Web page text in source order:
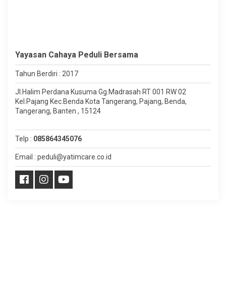
Yayasan Cahaya Peduli Bersama
Tahun Berdiri : 2017
Jl.Halim Perdana Kusuma Gg.Madrasah RT 001 RW 02
Kel.Pajang Kec.Benda Kota Tangerang, Pajang, Benda,
Tangerang, Banten , 15124
Telp : 085864345076
Email : peduli@yatimcare.co.id